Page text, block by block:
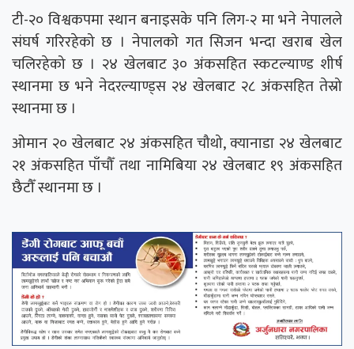
टी-२० विश्वकपमा स्थान बनाइसके पनि लिग-२ मा भने नेपालले
संघर्ष गरिरहेको छ । नेपालको गत सिजन भन्दा खराब खेल
चलिरहेको छ । २४ खेलबाट ३० अंकसहित स्कटल्याण्ड शीर्ष
स्थानमा छ भने नेदरल्याण्ड्स २४ खेलबाट २८ अंकसहित तेस्रो
स्थानमा छ ।
ओमान २० खेलबाट २४ अंकसहित चौथो, क्यानाडा २४ खेलबाट
२१ अंकसहित पाँचौँ तथा नामिबिया २४ खेलबाट १९ अंकसहित
छैटौँ स्थानमा छ ।